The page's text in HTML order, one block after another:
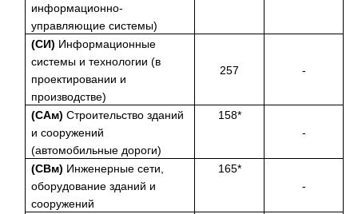
информационно-
управляющие системы)
(СИ) Информационные
системы и технологии (в
проектировании и
производстве)
257 -
(САм) Строительство зданий
и сооружений
(автомобильные дороги)
158*
-
(СВм) Инженерные сети,
оборудование зданий и
сооружений
165*
-